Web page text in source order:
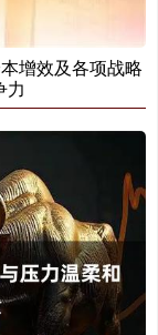
增效及各项战略
力